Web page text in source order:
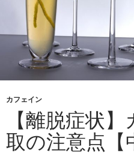
カフェイン
【離脱症状
取の注意点【